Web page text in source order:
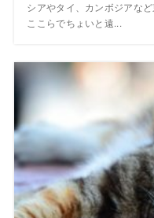
シアやタイ、カンボジアな
ここらでちょいと遠...